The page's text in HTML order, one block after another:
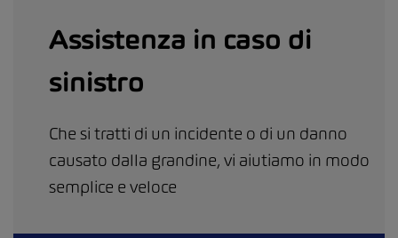
Assistenza in caso di
sinistro
Che si tratti di un incidente o di un danno
causato dalla grandine, vi aiutiamo in modo
semplice e veloce